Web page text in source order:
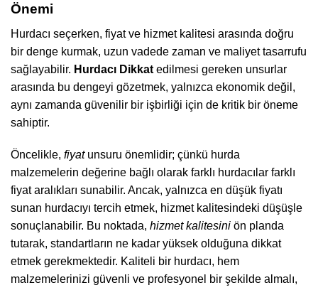
Önemi
Hurdacı seçerken, fiyat ve hizmet kalitesi arasında doğru
bir denge kurmak, uzun vadede zaman ve maliyet tasarrufu
sağlayabilir. Hurdacı Dikkat edilmesi gereken unsurlar
arasında bu dengeyi gözetmek, yalnızca ekonomik değil,
aynı zamanda güvenilir bir işbirliği için de kritik bir öneme
sahiptir.
Öncelikle, fiyatunsuru önemlidir; çünkü hurda
malzemelerin değerine bağlı olarak farklı hurdacılar farklı
fiyat aralıkları sunabilir. Ancak, yalnızca en düşük fiyatı
sunan hurdacıyı tercih etmek, hizmet kalitesindeki düşüşle
sonuçlanabilir. Bu noktada, hizmet kalitesini ön planda
tutarak, standartların ne kadar yüksek olduğuna dikkat
etmek gerekmektedir. Kaliteli bir hurdacı, hem
malzemelerinizi güvenli ve profesyonel bir şekilde almalı,